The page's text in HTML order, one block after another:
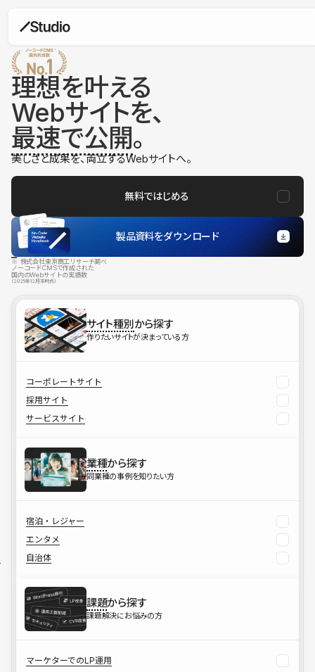
理想を叶える
Webサイトを、
最速で公開。
美しさと成果を、両立するWebサイトへ。
無料ではじめる
製品資料をダウンロード
※ 株式会社東京商工リサーチ調べ
ノーコードCMSで作成された
国内のWebサイトの実績数
（2025年12月末時点）
サイト種別から探す
作りたいサイトが決まっている方
コーポレートサイト
採用サイト
サービスサイト
業種から探す
同業種の事例を知りたい方
宿泊・レジャー
エンタメ
自治体
課題から探す
課題解決にお悩みの方
マーケターでのLP運用